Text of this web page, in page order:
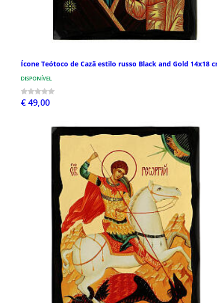
Ícone Teótoco de Cazã estilo russo Black and Gold 14x18
DISPONÍVEL
€ 49,00